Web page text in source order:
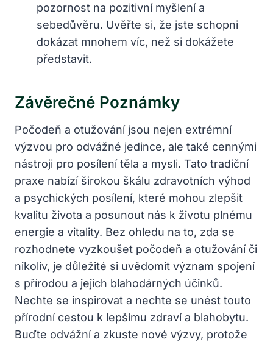
pozornost na pozitivní myšlení a
sebedůvěru. Uvěřte si, že jste schopni
dokázat mnohem víc, než si dokážete
představit.
Závěrečné Poznámky
Počodeň a otužování jsou nejen extrémní
výzvou pro odvážné jedince, ale také cennými
nástroji pro posílení těla a mysli. Tato tradiční
praxe nabízí širokou škálu zdravotních výhod
a psychických posílení, které mohou zlepšit
kvalitu života a posunout nás k životu plnému
energie a vitality. Bez ohledu na to, zda se
rozhodnete vyzkoušet počodeň a otužování či
nikoliv, je důležité si uvědomit význam spojení
s přírodou a jejích blahodárných účinků.
Nechte se inspirovat a nechte se unést touto
přírodní cestou k lepšímu zdraví a blahobytu.
Buďte odvážní a zkuste nové výzvy, protože